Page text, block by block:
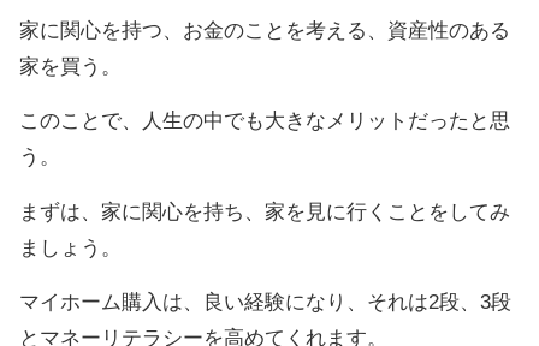
家に関心を持つ、お金のことを考える、資産性のある
家を買う。
このことで、人生の中でも大きなメリットだったと思
う。
まずは、家に関心を持ち、家を見に行くことをしてみ
ましょう。
マイホーム購入は、良い経験になり、それは2段、3段
とマネーリテラシーを高めてくれます。